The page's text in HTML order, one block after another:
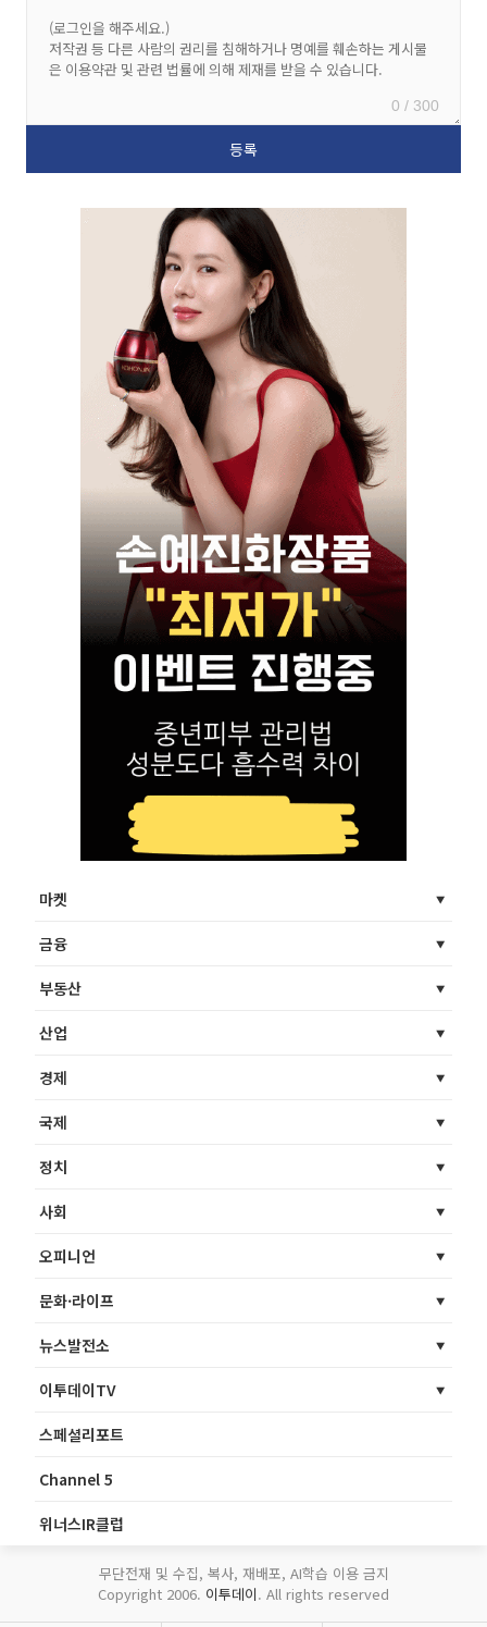
0 / 300
마켓
금융
부동산
산업
경제
국제
정치
사회
오피니언
문화·라이프
뉴스발전소
이투데이TV
스페셜리포트
Channel 5
위너스IR클럽
무단전재 및 수집, 복사, 재배포, AI학습 이용 금지
Copyright 2006. 이투데이. All rights reserved